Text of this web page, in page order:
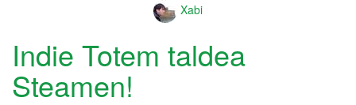
Xabi
Indie Totem taldea
Steamen!